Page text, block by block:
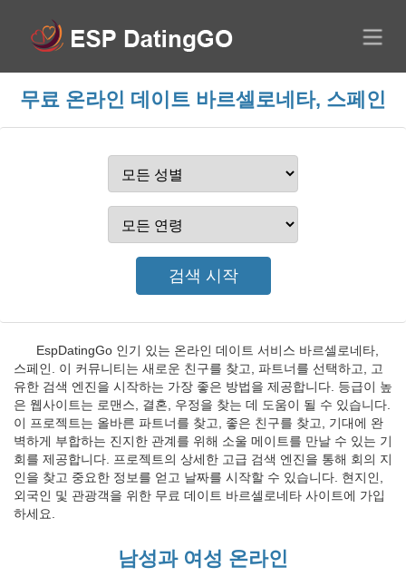
무료 온라인 데이트 바르셀로네타, 스페인
EspDatingGo 인기 있는 온라인 데이트 서비스 바르셀로네타,
스페인. 이 커뮤니티는 새로운 친구를 찾고, 파트너를 선택하고, 고
유한 검색 엔진을 시작하는 가장 좋은 방법을 제공합니다. 등급이 높
은 웹사이트는 로맨스, 결혼, 우정을 찾는 데 도움이 될 수 있습니다.
이 프로젝트는 올바른 파트너를 찾고, 좋은 친구를 찾고, 기대에 완
벽하게 부합하는 진지한 관계를 위해 소울 메이트를 만날 수 있는 기
회를 제공합니다. 프로젝트의 상세한 고급 검색 엔진을 통해 회의 지
인을 찾고 중요한 정보를 얻고 날짜를 시작할 수 있습니다. 현지인,
외국인 및 관광객을 위한 무료 데이트 바르셀로네타 사이트에 가입
하세요.
남성과 여성 온라인